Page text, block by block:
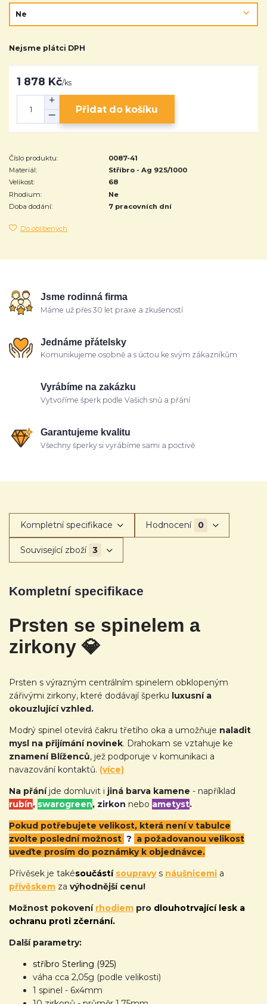
Nejsme plátci DPH
1 878 Kč/ks
Přidat do košíku
Číslo produktu:
0087-41
Materiál:
Stříbro - Ag 925/1000
Velikost:
68
Rhodium:
Ne
Doba dodání:
7 pracovních dní
Do oblíbených
Jsme rodinná firma
Máme už přes 30 let praxe a zkušeností
Jednáme přátelsky
Komunikujeme osobně a s úctou ke svým zákazníkům
Vyrábíme na zakázku
Vytvoříme šperk podle Vašich snů a přání
Garantujeme kvalitu
Všechny šperky si vyrábíme sami a poctivě
Kompletní specifikace Hodnocení 0
Související zboží 3
Kompletní specifikace
Prsten se spinelem a
zirkony 💎
Prsten s výrazným centrálním spinelem obklopeným
zářivými zirkony, které dodávají šperku luxusní a
okouzlující vzhled.
Modrý spinel otevírá čakru třetího oka a umožňuje naladit
mysl na přijímání novinek. Drahokam se vztahuje ke
znamení Blíženců, jež podporuje v komunikaci a
navazování kontaktů. (více)
Na přání jde domluvit i jiná barva kamene - například
rubín, swarogreen, zirkon nebo ametyst.
Pokud potřebujete velikost, která není v tabulce
zvolte poslední možnost ? a požadovanou velikost
uveďte prosím do poznámky k objednávce.
Přívěsek je takésoučástí soupravys náušnicemi a
přívěskem za výhodnější cenu!
Možnost pokovení rhodiem pro dlouhotrvající lesk a
ochranu proti zčernání.
Další parametry:
stříbro Sterling (925)
váha cca 2,05g (podle velikosti)
1 spinel - 6x4mm